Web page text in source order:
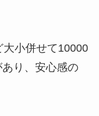
小併せて10000
り、安心感の